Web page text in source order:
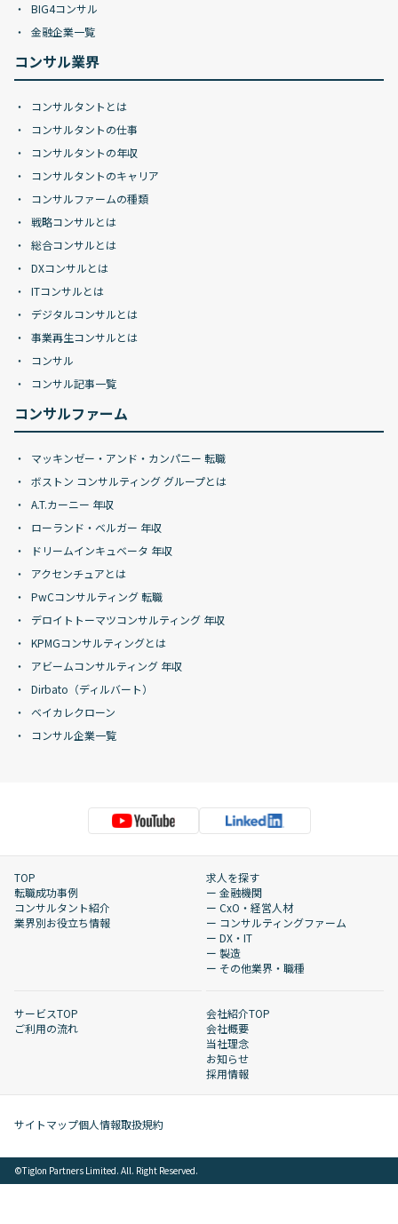
BIG4コンサル
金融企業一覧
コンサル業界
コンサルタントとは
コンサルタントの仕事
コンサルタントの年収
コンサルタントのキャリア
コンサルファームの種類
戦略コンサルとは
総合コンサルとは
DXコンサルとは
ITコンサルとは
デジタルコンサルとは
事業再生コンサルとは
コンサル
コンサル記事一覧
コンサルファーム
マッキンゼー・アンド・カンパニー 転職
ボストン コンサルティング グループとは
A.T.カーニー 年収
ローランド・ベルガー 年収
ドリームインキュベータ 年収
アクセンチュアとは
PwCコンサルティング 転職
デロイトトーマツコンサルティング 年収
KPMGコンサルティングとは
アビームコンサルティング 年収
Dirbato（ディルバート）
ベイカレクローン
コンサル企業一覧
TOP
転職成功事例
コンサルタント紹介
業界別お役立ち情報
求人を探す
ー 金融機関
ー CxO・経営人材
ー コンサルティングファーム
ー DX・IT
ー 製造
ー その他業界・職種
サービスTOP
ご利用の流れ
会社紹介TOP
会社概要
当社理念
お知らせ
採用情報
サイトマップ個人情報取扱規約
©︎Tiglon Partners Limited. All. Right Reserved.